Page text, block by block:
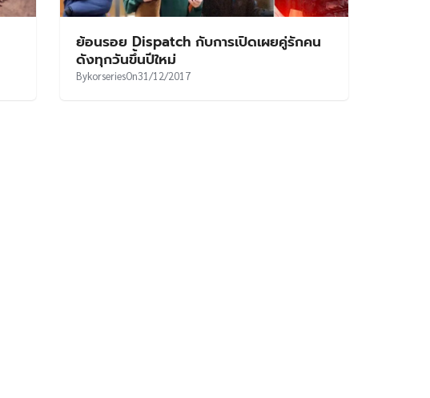
ย้อนรอย Dispatch กับการเปิดเผยคู่รักคน
ดังทุกวันขึ้นปีใหม่
BykorseriesOn31/12/2017